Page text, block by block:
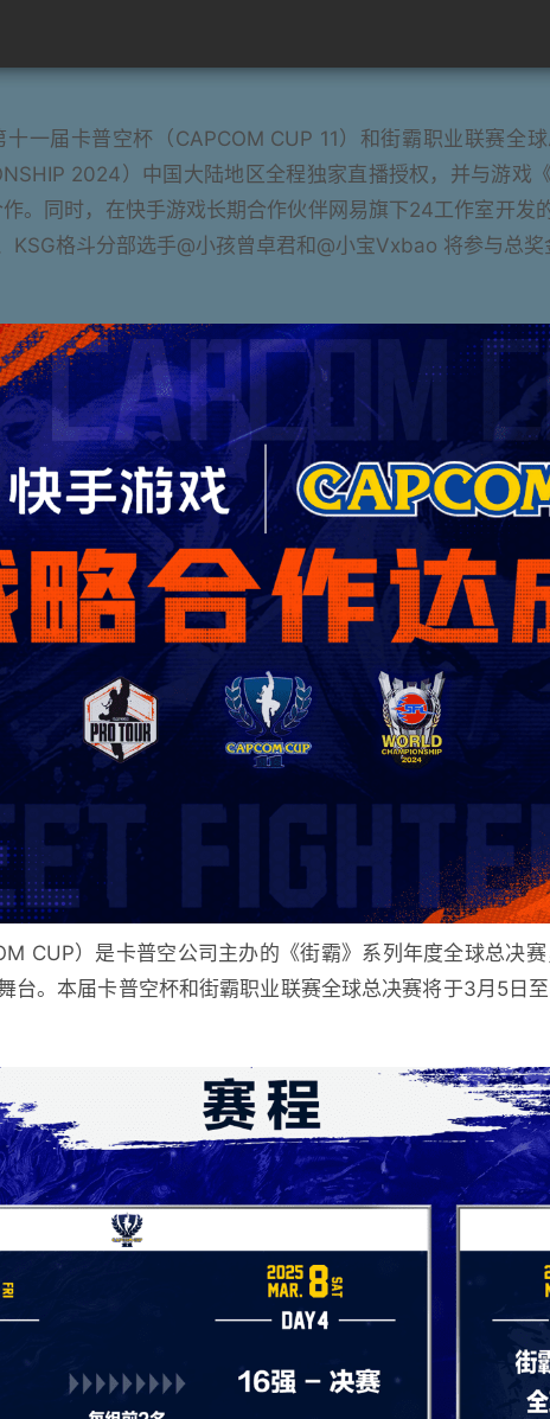
一届卡普空杯（CAPCOM CUP 11）和街霸职业联赛全球
2024）中国大陆地区全程独家直播授权，并与游戏
。同时，在快手游戏长期合作伙伴网易旗下24工作室开发
KSG格斗分部选手@小孩曾卓君和@小宝Vxbao 将参与总
CUP）是卡普空公司主办的《街霸》系列年度全球总决
台。本届卡普空杯和街霸职业联赛全球总决赛将于3月5日